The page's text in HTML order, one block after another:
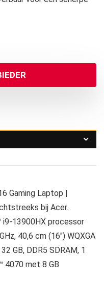
Gaming Laptop |
bij Acer.
13900HX processor
40,6 cm (16″) WQXGA
GB, DDR5 SDRAM, 1
4070 met 8 GB